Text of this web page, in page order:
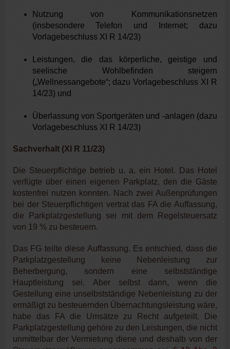
Nutzung von Kommunikationsnetzen
(insbesondere Telefon und Internet; dazu
Vorlagebeschluss XI R 14/23)
Leistungen, die das körperliche, geistige und
seelische Wohlbefinden steigern
(„Wellnessangebote“; dazu Vorlagebeschluss XI R
14/23) und
Überlassung von Sportgeräten und -anlagen (dazu
Vorlagebeschluss XI R 14/23)
Sachverhalt (XI R 11/23)
Die Steuerpflichtige betrieb u. a. ein Hotel. Das Hotel
verfügte über einen eigenen Parkplatz, den die Gäste
kostenfrei nutzen konnten. Nach zwei Außenprüfungen
bei der Steuerpflichtigen vertrat das FA die Auffassung,
die Parkplatzgestellung sei mit dem Regelsteuersatz
von 19 % zu besteuern.
Das FG teilte diese Auffassung. Es entschied, dass die
Parkplatzgestellung keine Nebenleistung zur
Beherbergung, sondern eine selbstständige
Hauptleistung sei. Aber selbst dann, wenn die
Gestellung eine unselbstständige Nebenleistung zu der
ermäßigt zu besteuernden Übernachtungsleistung wäre,
habe das FA die Umsätze zu Recht aufgeteilt. Die
Parkplatzgestellung gehöre zu den Leistungen, die nicht
unmittelbar der Vermietung diene und deshalb von der